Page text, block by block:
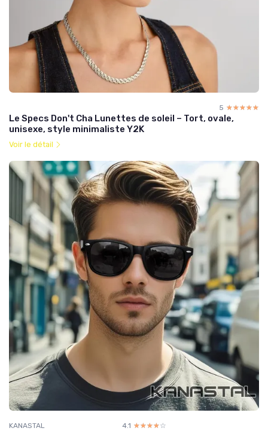
5 ☆☆☆☆☆
★★★★★
Le Specs Don't Cha Lunettes de soleil – Tort, ovale,
unisexe, style minimaliste Y2K
Voir le détail
KANASTAL 4.1 ☆☆☆☆☆
★★★★★